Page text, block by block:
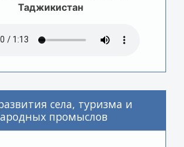
Таджикистан
села, туризма и
промыслов